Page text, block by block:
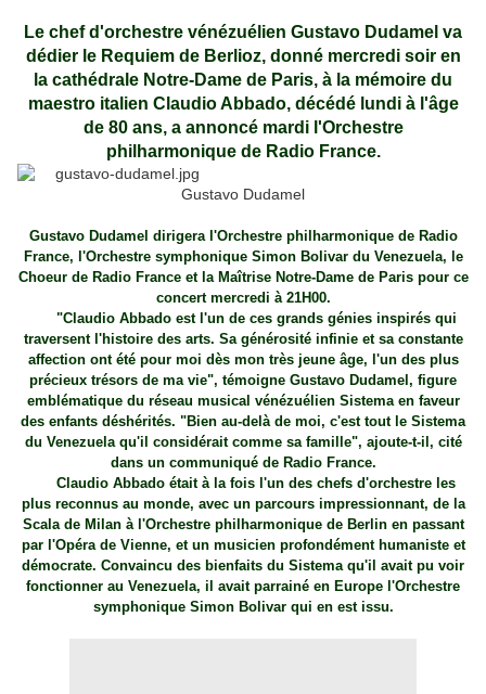
Le chef d'orchestre vénézuélien Gustavo Dudamel va
dédier le Requiem de Berlioz, donné mercredi soir en
la cathédrale Notre-Dame de Paris, à la mémoire du
maestro italien Claudio Abbado, décédé lundi à l'âge
de 80 ans, a annoncé mardi l'Orchestre
philharmonique de Radio France.
Gustavo Dudamel
Gustavo Dudamel dirigera l'Orchestre philharmonique de Radio
France, l'Orchestre symphonique Simon Bolivar du Venezuela, le
Choeur de Radio France et la Maîtrise Notre-Dame de Paris pour ce
concert mercredi à 21H00.
"Claudio Abbado est l'un de ces grands génies inspirés qui
traversent l'histoire des arts. Sa générosité infinie et sa constante
affection ont été pour moi dès mon très jeune âge, l'un des plus
précieux trésors de ma vie", témoigne Gustavo Dudamel, figure
emblématique du réseau musical vénézuélien Sistema en faveur
des enfants déshérités. "Bien au-delà de moi, c'est tout le Sistema
du Venezuela qu'il considérait comme sa famille", ajoute-t-il, cité
dans un communiqué de Radio France.
Claudio Abbado était à la fois l'un des chefs d'orchestre les
plus reconnus au monde, avec un parcours impressionnant, de la
Scala de Milan à l'Orchestre philharmonique de Berlin en passant
par l'Opéra de Vienne, et un musicien profondément humaniste et
démocrate. Convaincu des bienfaits du Sistema qu'il avait pu voir
fonctionner au Venezuela, il avait parrainé en Europe l'Orchestre
symphonique Simon Bolivar qui en est issu.